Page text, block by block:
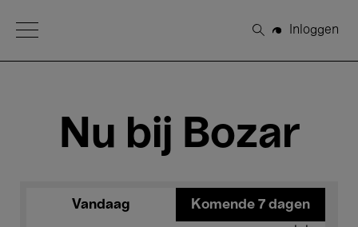
Open Menu
Zoeken
Inloggen
Nu bij Bozar
Vandaag Komende 7 dagen